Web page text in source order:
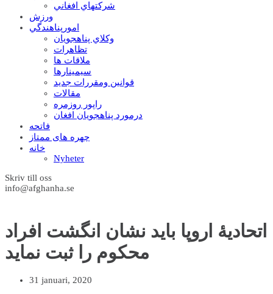
شرکتهاي افغاني
ورزش
امورپناهندگي
وکلاي پناهجويان
تظاهرات
ملاقات ها
سيمينارها
قوانين ومقررات جديد
مقالات
راپور روزمره
درمورد پناهجويان افغان
فاتحه
چهره های ممتاز
خانه
Nyheter
Skriv till oss
info@afghanha.se
اتحادیۀ اروپا باید نشان انگشت افراد
محکوم را ثبت نماید
31 januari, 2020